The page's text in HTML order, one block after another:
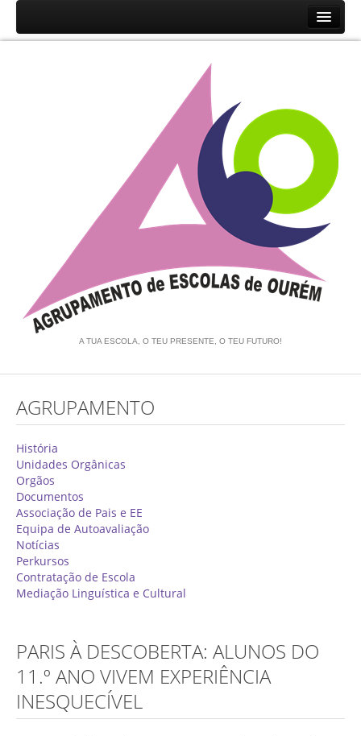
Unidades Orgânicas
Documentos
Associação de Pais e EE
Equipa de Autoavaliação
Notícias
Alunos
Oferta Formativa 2026/2027
Matrículas
Critérios Específicos de Avaliação
Ensino Profissionalizante
Horários
Educação Especial
Atividades do 1º Ciclo
Clubes & Projetos
Exames
A TUA ESCOLA, O TEU PRESENTE, O TEU FUTURO!
AGRUPAMENTO
História
Unidades Orgânicas
Orgãos
Documentos
Associação de Pais e EE
Equipa de Autoavaliação
Notícias
Perkursos
Contratação de Escola
Mediação Linguística e Cultural
PARIS À DESCOBERTA: ALUNOS DO
11.º ANO VIVEM EXPERIÊNCIA
INESQUECÍVEL